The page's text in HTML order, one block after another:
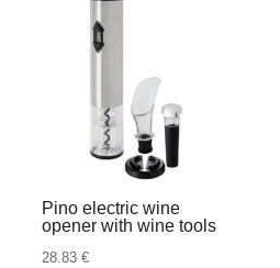
Pino electric wine
opener with wine tools
28.83€